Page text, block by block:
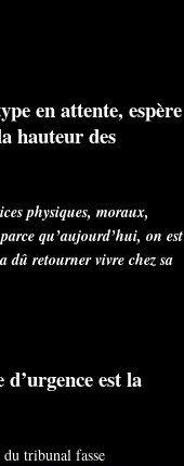
en attente, espère
hauteur des
physiques, moraux,
qu’aujourd’hui, on est
dû retourner vivre chez sa
est la
tribunal fasse